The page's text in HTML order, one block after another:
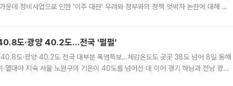
운데 정비사업으로 인한 '이주 대란' 우려와 정부와의 정책 엇박자 논란에 대해 정
도·광양 40.2도…전국 '펄펄'
도·광양 40.2도 전국 대부분 폭염특보…체감온도도 곳곳 38도 넘어 8일 동해
열대야 지속 서울 노원구의 기온이 40도를 넘어선 데 이어 경기 하남과 전남 광양